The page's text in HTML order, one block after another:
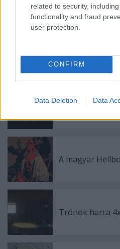
related to security,
functionality and fraud
user protection.
CONFIRM
Data Deletion Data
Ajánlott bejegyzések:
Az Első Nagy
Geek Squad
A magyar
Trónok harca